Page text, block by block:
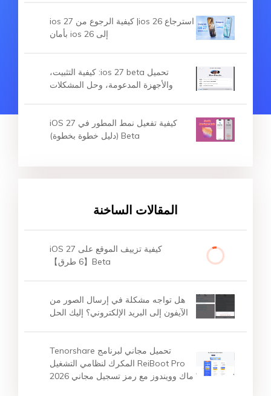
استرجاع ios 26| كيفية الرجوع من ios 27
إلى ios 26 بأمان
تحميل ios 27 beta: كيفية التثبيت،
والأجهزة المدعومة، وحل المشكلات
كيفية تفعيل نمط المطور في iOS 27
Beta (دليل خطوة بخطوة)
المقالات الساخنة
كيفية تزييف الموقع على iOS 27
Beta【6 طرق】
هل تواجه مشكلة في إرسال الصور من
الآيفون إلى البريد الإلكتروني؟ إليك الحل
تحميل مجاني لبرنامج Tenorshare
ReiBoot Pro المكرك لنظامي التشغيل
ماك وويندوز مع رمز تسجيل مجاني 2026